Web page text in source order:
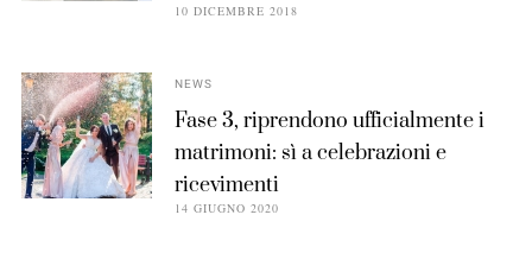
10 DICEMBRE 2018
NEWS
Fase 3, riprendono ufficialmente i
matrimoni: sì a celebrazioni e
ricevimenti
14 GIUGNO 2020